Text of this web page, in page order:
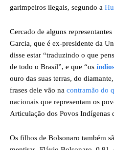
garimpeiros ilegais, segundo a
Cercado de alguns
Garcia, que é ex-presidente da
disse estar “traduzindo o que
de todo o Brasil”, e que “os
ouro das suas terras, do
frases dele vão na contramão do
nacionais que representam os
Articulação dos Povos Indígenas
Os filhos de Bolsonaro também